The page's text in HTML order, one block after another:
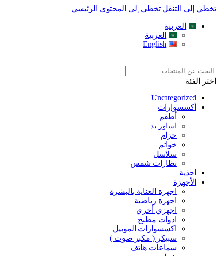
تخطي إلى التنقل تخطي إلى المحتوى الرئيسي
العربية
العربية
English
اختر الفئة
Uncategorized
أكسسوارات
أطقم
اساور يد
حزام
خواتم
سلاسل
نظارات شمس
احذية
الأجهزة
اجهزة العناية بالبشرة
اجهزة رياضية
اجهزي أخري
ادوات مطبخ
اكسسوارات الموبيل
سبيكر ( مكبر صوت )
سماعات هاتف